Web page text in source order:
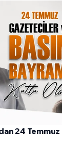
24 Temmuz